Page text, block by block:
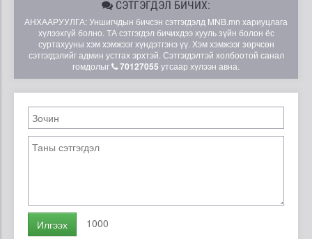
СЭТГЭГДЭЛ БИЧИХ:
АНХААРУУЛГА: Уншигчдын бичсэн сэтгэгдэлд MNB.mn хариуцлага
хүлээхгүй болно. ТА сэтгэгдэл бичихдээ хууль зүйн болон ёс
суртахууны хэм хэмжээг хүндэтгэнэ үү. Хэм хэмжээг зөрчсөн
сэтгэгдэлийг админ устгах эрхтэй. Сэтгэгдэлтэй холбоотой санал
гомдолыг
70127055 утсаар хүлээн авна.
Илгээх 1000